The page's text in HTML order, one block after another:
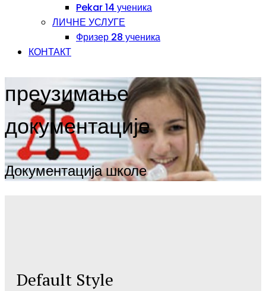
Pekar 14 ученика
ЛИЧНЕ УСЛУГЕ
Фризер 28 ученика
КОНТАКТ
преузимање
документације
Документација школе
Default Style